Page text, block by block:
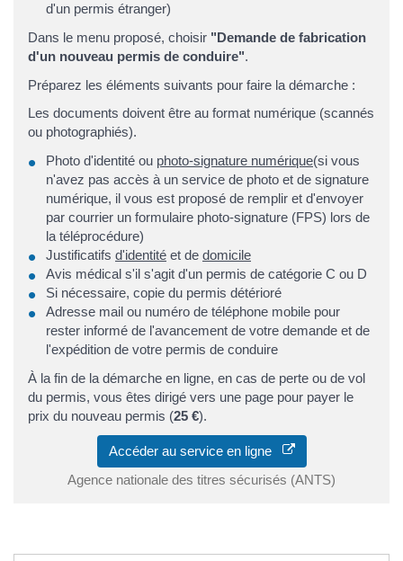
d'un permis étranger)
Dans le menu proposé, choisir "Demande de fabrication
d'un nouveau permis de conduire".
Préparez les éléments suivants pour faire la démarche :
Les documents doivent être au format numérique (scannés
ou photographiés).
Photo d'identité ou photo-signature numérique(si vous
n'avez pas accès à un service de photo et de signature
numérique, il vous est proposé de remplir et d'envoyer
par courrier un formulaire photo-signature (FPS) lors de
la téléprocédure)
Justificatifs d'identité et de domicile
Avis médical s'il s'agit d'un permis de catégorie C ou D
Si nécessaire, copie du permis détérioré
Adresse mail ou numéro de téléphone mobile pour
rester informé de l'avancement de votre demande et de
l'expédition de votre permis de conduire
À la fin de la démarche en ligne, en cas de perte ou de vol
du permis, vous êtes dirigé vers une page pour payer le
prix du nouveau permis (25 €).
Accéder au service en ligne
Agence nationale des titres sécurisés (ANTS)